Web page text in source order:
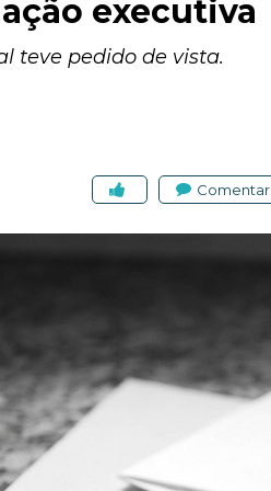
executiva
teve pedido de vista.
Comentar